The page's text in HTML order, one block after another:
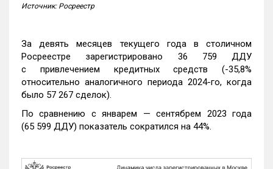
Источник: Росреестр
За девять месяцев текущего года в столичном
Росреестре зарегистрировано 36 759 ДДУ
с привлечением кредитных средств (-35,8%
относительно аналогичного периода 2024-го, когда
было 57 267 сделок).
По сравнению с январем — сентябрем 2023 года
(65 599 ДДУ) показатель сократился на 44%.